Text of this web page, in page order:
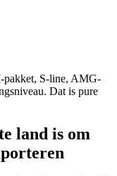
pakket, S-line, AMG-
Dat is pure
land is om